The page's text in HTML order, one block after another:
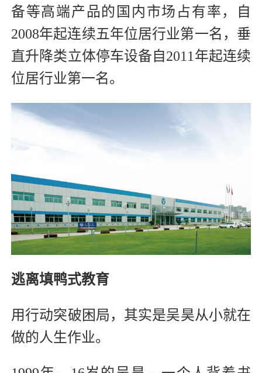
备等高端产品的国内市场占有率，自
2008年起连续五年位居行业第一名，垂
直升降类立体停车设备自2011年起连续
位居行业第一名。
逃离填鸭式教育
用行动突破困局，其实是吴昊从小就在
做的人生作业。